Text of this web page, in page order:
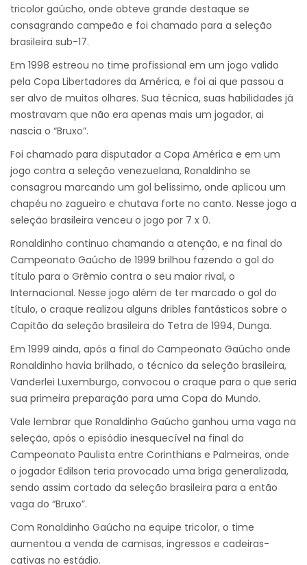
tricolor gaúcho, onde obteve grande destaque se
consagrando campeão e foi chamado para a seleção
brasileira sub-17.
Em 1998 estreou no time profissional em um jogo valido
pela Copa Libertadores da América, e foi ai que passou a
ser alvo de muitos olhares. Sua técnica, suas habilidades já
mostravam que não era apenas mais um jogador, ai
nascia o “Bruxo”.
Foi chamado para disputador a Copa América e em um
jogo contra a seleção venezuelana, Ronaldinho se
consagrou marcando um gol belíssimo, onde aplicou um
chapéu no zagueiro e chutava forte no canto. Nesse jogo a
seleção brasileira venceu o jogo por 7 x 0.
Ronaldinho continuo chamando a atenção, e na final do
Campeonato Gaúcho de 1999 brilhou fazendo o gol do
título para o Grêmio contra o seu maior rival, o
Internacional. Nesse jogo além de ter marcado o gol do
título, o craque realizou alguns dribles fantásticos sobre o
Capitão da seleção brasileira do Tetra de 1994, Dunga.
Em 1999 ainda, após a final do Campeonato Gaúcho onde
Ronaldinho havia brilhado, o técnico da seleção brasileira,
Vanderlei Luxemburgo, convocou o craque para o que seria
sua primeira preparação para uma Copa do Mundo.
Vale lembrar que Ronaldinho Gaúcho ganhou uma vaga na
seleção, após o episódio inesquecível na final do
Campeonato Paulista entre Corinthians e Palmeiras, onde
o jogador Edilson teria provocado uma briga generalizada,
sendo assim cortado da seleção brasileira para a então
vaga do “Bruxo”.
Com Ronaldinho Gaúcho na equipe tricolor, o time
aumentou a venda de camisas, ingressos e cadeiras-
cativas no estádio.